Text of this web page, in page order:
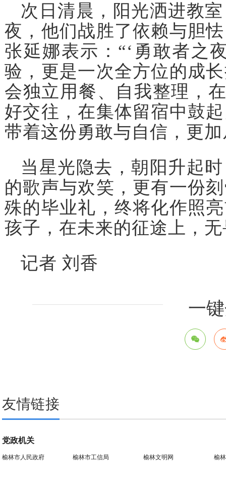
次日清晨，阳光洒进教
夜，他们战胜了依赖与胆
张延娜表示：“‘勇敢者之
验，更是一次全方位的成
会独立用餐、自我整理，
好交往，在集体留宿中鼓
带着这份勇敢与自信，更
当星光隐去，朝阳升起
的歌声与欢笑，更有一份
殊的毕业礼，终将化作照
孩子，在未来的征途上，
记者 刘香
一
友情链接
党政机关
榆林市人民政府 榆林市工信局 榆林文明网 榆